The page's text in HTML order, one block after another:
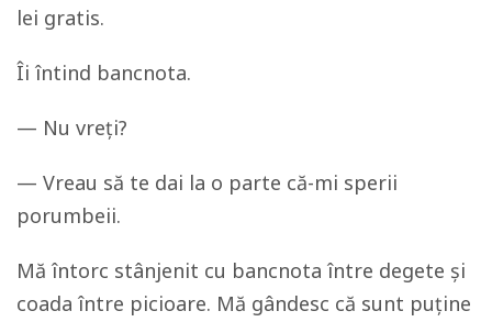
lei gratis.
Îi întind bancnota.
— Nu vreți?
— Vreau să te dai la o parte că-mi sperii
porumbeii.
Mă întorc stânjenit cu bancnota între degete și
coada între picioare. Mă gândesc că sunt puține